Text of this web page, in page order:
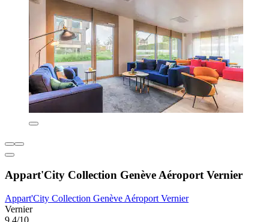
Appart'City Collection Genève Aéroport Vernier
Appart'City Collection Genève Aéroport Vernier
Vernier
9.4/10